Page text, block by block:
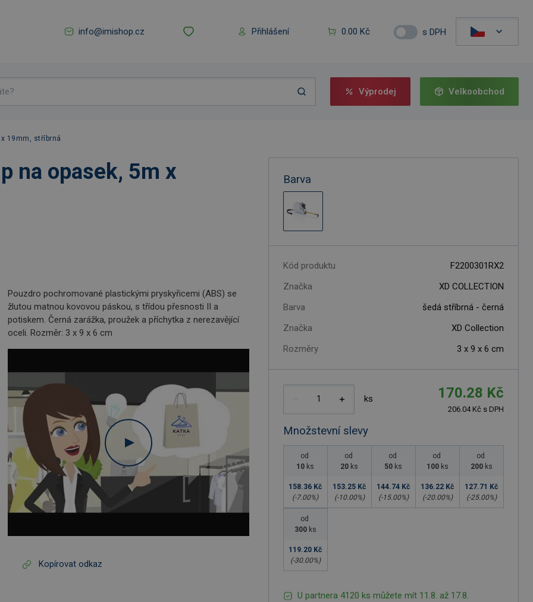
info@imishop.cz Přihlášení 0.00 Kč s DPH
Výprodej Velkoobchod
19mm, stříbrná
na opasek, 5m x
Pouzdro pochromované plastickými pryskyřicemi (ABS) se
žlutou matnou kovovou páskou, s třídou přesnosti II a
potiskem. Černá zarážka, proužek a příchytka z nerezavějící
oceli. Rozměr: 3 x 9 x 6 cm
Kopírovat odkaz
Barva
Kód produktu
F2200301RX2
Značka
XD COLLECTION
Barva
šedá stříbrná - černá
Značka
XD Collection
Rozměry
3 x 9 x 6 cm
ks 170.28 Kč
206.04 Kč s DPH
Množstevní slevy
od
10 ks
158.36 Kč
(-7.00%)
od
20 ks
153.25 Kč
(-10.00%)
od
50 ks
144.74 Kč
(-15.00%)
od
100 ks
136.22 Kč
(-20.00%)
od
200 ks
127.71 Kč
(-25.00%)
od
300 ks
119.20 Kč
(-30.00%)
U partnera 4120 ks můžete mít 11.8. až 17.8.